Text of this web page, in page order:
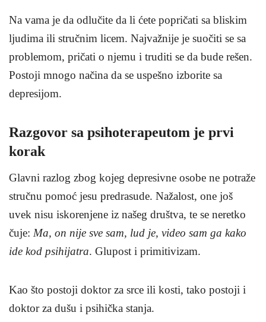
Na vama je da odlučite da li ćete popričati sa bliskim
ljudima ili stručnim licem. Najvažnije je suočiti se sa
problemom, pričati o njemu i truditi se da bude rešen.
Postoji mnogo načina da se uspešno izborite sa
depresijom.
Razgovor sa psihoterapeutom je prvi
korak
Glavni razlog zbog kojeg depresivne osobe ne potraže
stručnu pomoć jesu predrasude. Nažalost, one još
uvek nisu iskorenjene iz našeg društva, te se neretko
čuje: Ma, on nije sve sam, lud je, video sam ga kako
ide kod psihijatra. Glupost i primitivizam.
Kao što postoji doktor za srce ili kosti, tako postoji i
doktor za dušu i psihička stanja.